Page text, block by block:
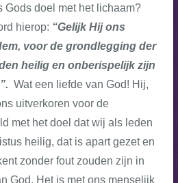
Gods doel met het lichaam?
hierop: “Gelijk Hij ons
voor de grondlegging der
heilig en onberispelijk zijn
Wat een liefde van God! Hij,
uitverkoren voor de
met het doel dat wij als leden
heilig, dat is apart gezet en
zonder fout zouden zijn in
God. Het is met ons menselijk